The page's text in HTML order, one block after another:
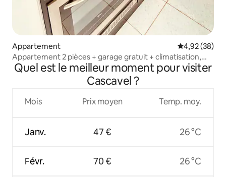
Appartement Évaluation
4,92 (38)
Appartement 2 pièces + garage gratuit + climatisation,
belle vue
Quel est le meilleur moment pour visiter
Cascavel ?
Mois
Janv.
Févr.
Prix moyen
47 €
70 €
Temp. moy.
26 °C
26 °C